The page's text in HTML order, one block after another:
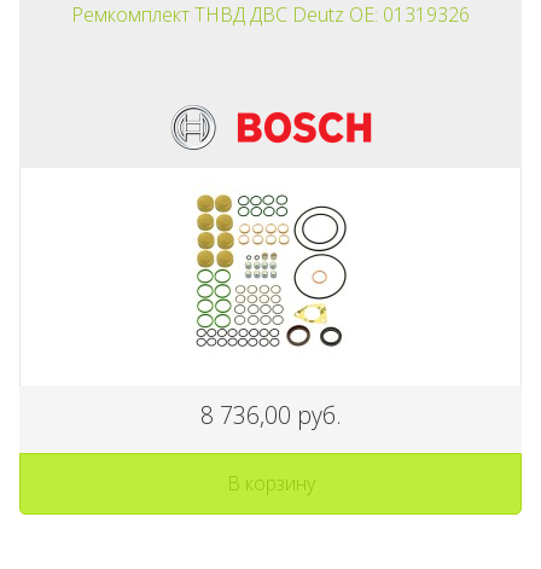
Ремкомплект ТНВД ДВС Deutz OE: 01319326
8 736,00 руб.
В корзину